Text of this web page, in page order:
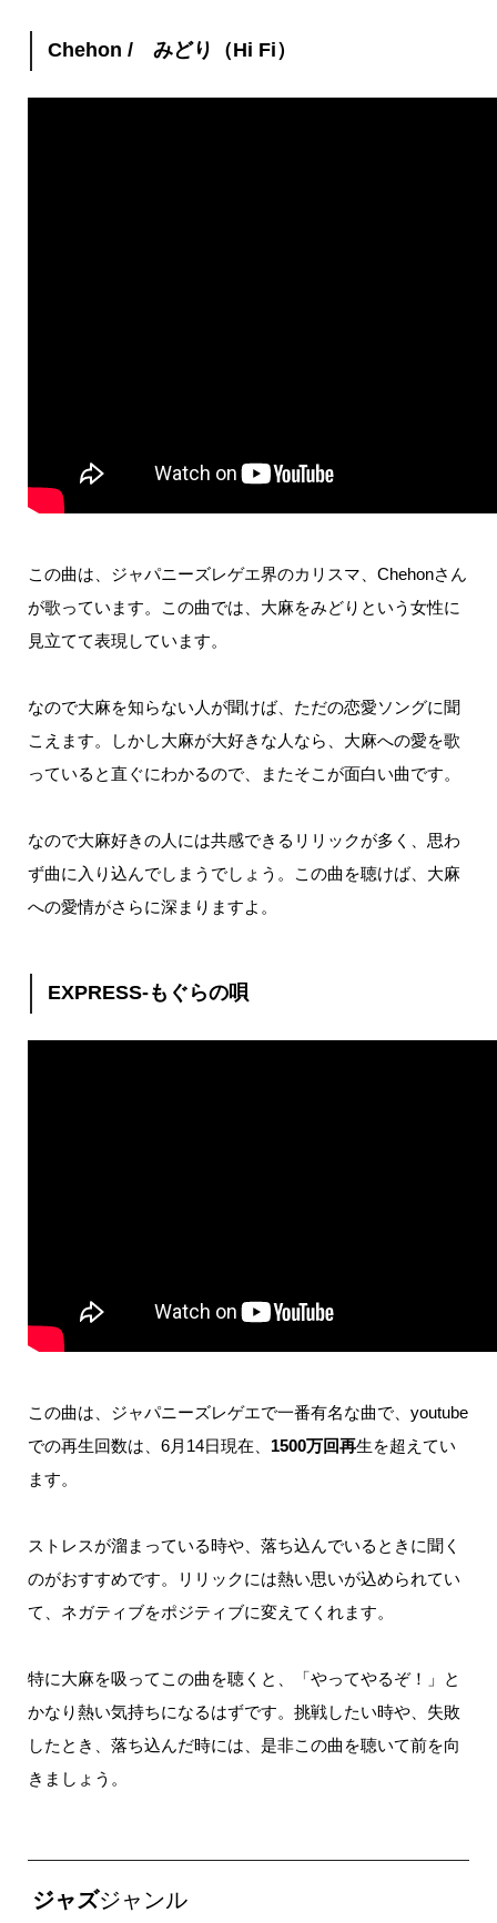
Chehon / みどり（Hi Fi）
この曲は、ジャパニーズレゲエ界のカリスマ、 Chehonさん
が歌っています。
この曲では、大麻をみどりという女性に
見立てて表現しています。
なので大麻を知らない人が聞けば、ただの恋愛ソングに聞
こえます。
しかし大麻が大好きな人なら、大麻への愛を歌
っていると直ぐにわかるので、またそこが面白い曲です。
なので大麻好きの人には共感できるリリックが多く、思わ
ず曲に入り込んでしまうでしょう。
この曲を聴けば、大麻
への愛情がさらに深まりますよ。
EXPRESS-もぐらの唄
この曲は、ジャパニーズレゲエで一番有名な曲で、 youtube
での再生回数は、6月14日現在、 1500万回再生を超えてい
ます。
ストレスが溜まっている時や、落ち込んでいるときに聞く
のがおすすめです。
リリックには熱い思いが込められてい
て、ネガティブをポジティブに変えてくれます。
特に大麻を吸ってこの曲を聴くと、「やってやるぞ！」と
かなり熱い気持ちになるはずです。 挑戦したい時や、失敗
したとき、落ち込んだ時には、是非この曲を聴いて前を向
きましょう。
ジャズジャンル